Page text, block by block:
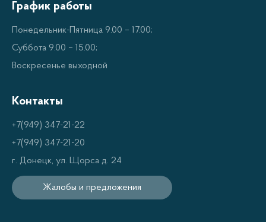
График работы
Понедельник-Пятница 9.00 – 17.00;
Суббота 9.00 – 15.00;
Воскресенье выходной
Контакты
+7(949) 347-21-22
+7(949) 347-21-20
г. Донецк, ул. Щорса д. 24
Жалобы и предложения